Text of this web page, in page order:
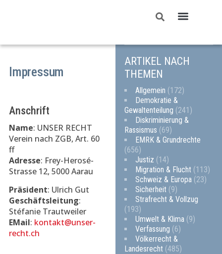
Impressum
Anschrift
Name: UNSER RECHT
Verein nach ZGB, Art. 60
ff
Adresse: Frey-Herosé-
Strasse 12, 5000 Aarau
Präsident: Ulrich Gut
Geschäftsleitung:
Stéfanie Trautweiler
EMail: kontakt@unser-
recht.ch
ARTIKEL NACH
THEMEN
Allgemein (172)
Demokratie &
Gewaltenteilung (241)
Diskriminierung &
Rassismus (69)
EMRK & Grundrechte
(656)
Justiz (14)
Migration & Flucht (113)
Schweiz & Europa (23)
Sicherheit (9)
Strafrecht & Vollzug
(193)
Umwelt & Klima (9)
Verfassung (6)
Völkerrecht &
Landesrecht (485)